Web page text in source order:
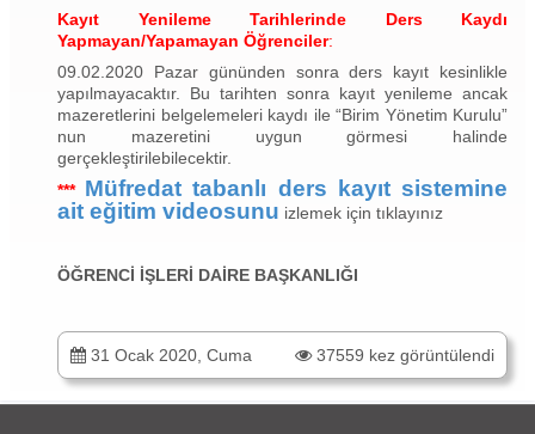
Kayıt Yenileme Tarihlerinde Ders Kaydı
Yapmayan/Yapamayan Öğrenciler:
09.02.2020 Pazar gününden sonra ders kayıt kesinlikle
yapılmayacaktır. Bu tarihten sonra kayıt yenileme ancak
mazeretlerini belgelemeleri kaydı ile “Birim Yönetim Kurulu”
nun mazeretini uygun görmesi halinde
gerçekleştirilebilecektir.
*** Müfredat tabanlı ders kayıt sistemine
ait eğitim videosunu izlemek için tıklayınız
ÖĞRENCİ İŞLERİ DAİRE BAŞKANLIĞI
31 Ocak 2020, Cuma 37559 kez görüntülendi